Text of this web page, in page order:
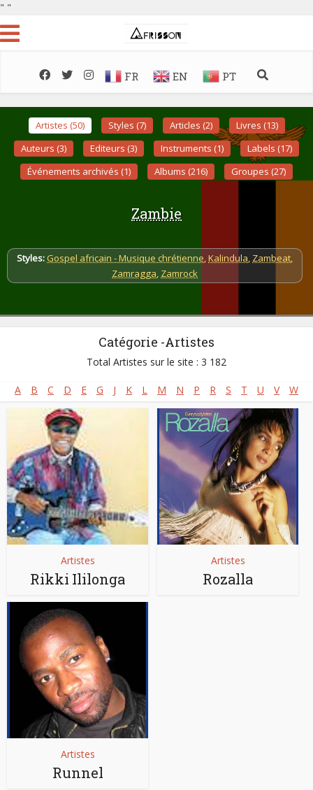
" "
FR EN PT
Artistes (50) Styles (7) Articles (2)
Livres (13)
Auteurs (3)
Editeurs (3) Instruments (1)
Labels (17)
Événements archivés (1)
Albums (216) Groupes (27)
Zambie
Styles:Gospel africain - Musique chrétienne,Kalindula, Zambeat,
Zamragga, Zamrock
Catégorie -Artistes
Total Artistes sur le site : 3 182
A B C D E G J K L M N P R S T U V W
Artistes
Rikki Ililonga
Artistes
Rozalla
Artistes
Runnel